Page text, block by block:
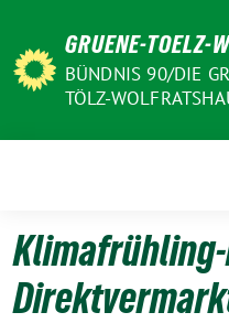
zum
Inhalt
GRUENE-TOELZ-
BÜNDNIS 90/DIE
TÖLZ-